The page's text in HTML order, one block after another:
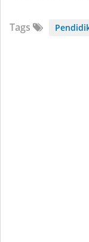
Tags